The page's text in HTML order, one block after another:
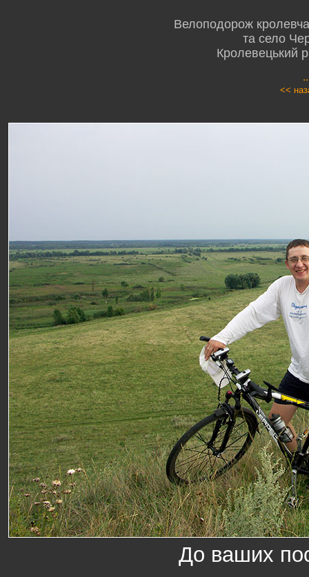
Велоподорож
та село
Кролевецький
<<
До ваших